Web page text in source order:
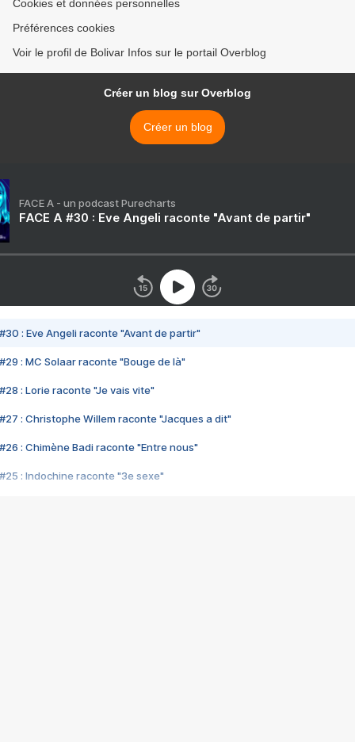
Cookies et données personnelles
Préférences cookies
Voir le profil de Bolivar Infos sur le portail Overblog
Créer un blog sur Overblog
Créer un blog
FACE A - un podcast Purecharts
FACE A #30 : Eve Angeli raconte "Avant de partir"
#30 : Eve Angeli raconte "Avant de partir"
#29 : MC Solaar raconte "Bouge de là"
#28 : Lorie raconte "Je vais vite"
#27 : Christophe Willem raconte "Jacques a dit"
#26 : Chimène Badi raconte "Entre nous"
#25 : Indochine raconte "3e sexe"